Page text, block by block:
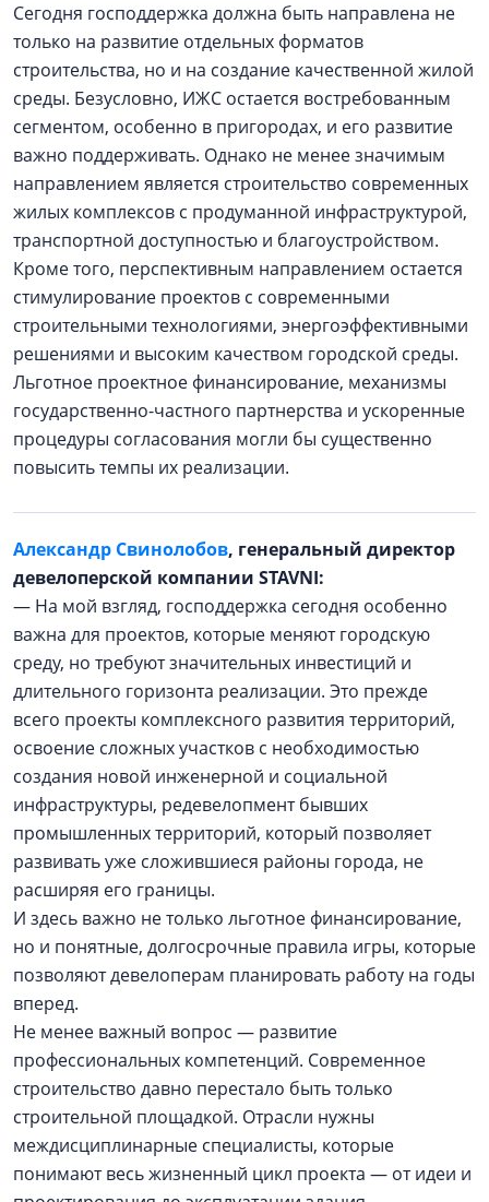
Сегодня господдержка должна быть направлена не
только на развитие отдельных форматов
строительства, но и на создание качественной жилой
среды. Безусловно, ИЖС остается востребованным
сегментом, особенно в пригородах, и его развитие
важно поддерживать. Однако не менее значимым
направлением является строительство современных
жилых комплексов с продуманной инфраструктурой,
транспортной доступностью и благоустройством.
Кроме того, перспективным направлением остается
стимулирование проектов с современными
строительными технологиями, энергоэффективными
решениями и высоким качеством городской среды.
Льготное проектное финансирование, механизмы
государственно-частного партнерства и ускоренные
процедуры согласования могли бы существенно
повысить темпы их реализации.
Александр Свинолобов, генеральный директор
девелоперской компании STAVNI:
— На мой взгляд, господдержка сегодня особенно
важна для проектов, которые меняют городскую
среду, но требуют значительных инвестиций и
длительного горизонта реализации. Это прежде
всего проекты комплексного развития территорий,
освоение сложных участков с необходимостью
создания новой инженерной и социальной
инфраструктуры, редевелопмент бывших
промышленных территорий, который позволяет
развивать уже сложившиеся районы города, не
расширяя его границы.
И здесь важно не только льготное финансирование,
но и понятные, долгосрочные правила игры, которые
позволяют девелоперам планировать работу на годы
вперед.
Не менее важный вопрос — развитие
профессиональных компетенций. Современное
строительство давно перестало быть только
строительной площадкой. Отрасли нужны
междисциплинарные специалисты, которые
понимают весь жизненный цикл проекта — от идеи и